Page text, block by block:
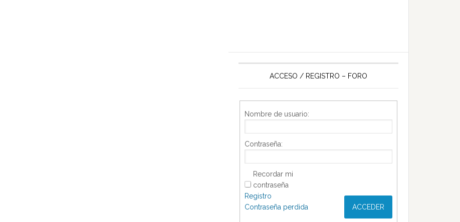
ACCESO / REGISTRO – FORO
Nombre de usuario:
Contraseña:
Recordar mi
contraseña
ACCEDER
Registro
Contraseña perdida